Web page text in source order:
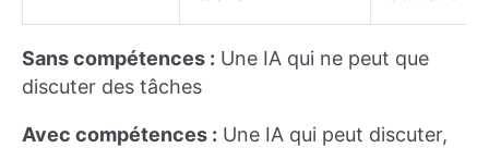
Sans compétences : Une IA qui ne peut que
discuter des tâches
Avec compétences : Une IA qui peut discuter,